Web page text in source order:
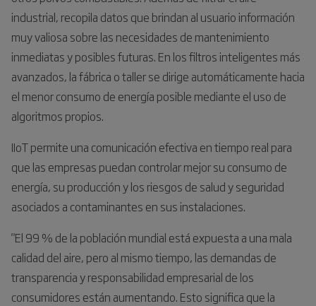
industrial, recopila datos que brindan al usuario información
muy valiosa sobre las necesidades de mantenimiento
inmediatas y posibles futuras. En los filtros inteligentes más
avanzados, la fábrica o taller se dirige automáticamente hacia
el menor consumo de energía posible mediante el uso de
algoritmos propios.
IIoT permite una comunicación efectiva en tiempo real para
que las empresas puedan controlar mejor su consumo de
energía, su producción y los riesgos de salud y seguridad
asociados a contaminantes en sus instalaciones.
"El 99 % de la población mundial está expuesta a una mala
calidad del aire, pero al mismo tiempo, las demandas de
transparencia y responsabilidad empresarial de los
consumidores están aumentando. Esto significa que la